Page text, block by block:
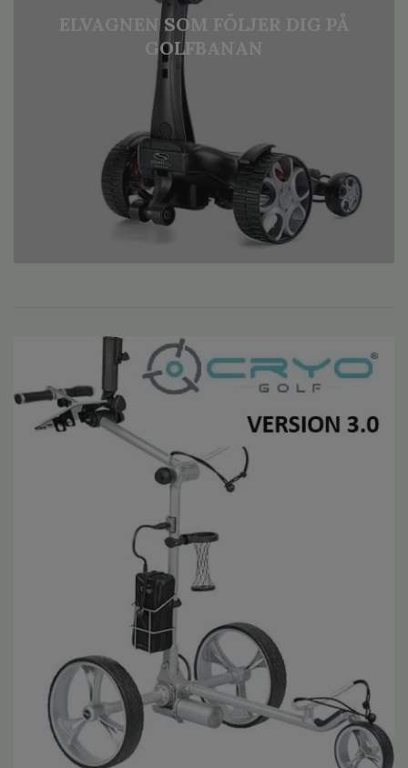
ELVAGNEN SOM FÖLJER DIG PÅ
GOLFBANAN